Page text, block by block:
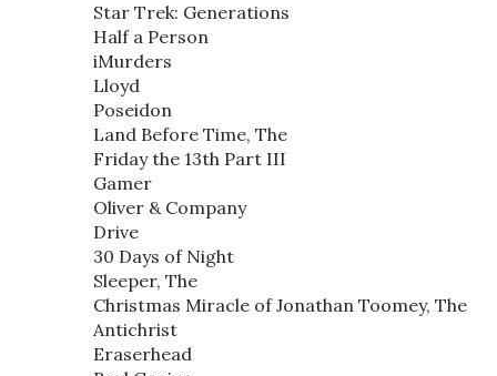
Star Trek: Generations
Half a Person
iMurders
Lloyd
Poseidon
Land Before Time, The
Friday the 13th Part III
Gamer
Oliver & Company
Drive
30 Days of Night
Sleeper, The
Christmas Miracle of Jonathan Toomey, The
Antichrist
Eraserhead